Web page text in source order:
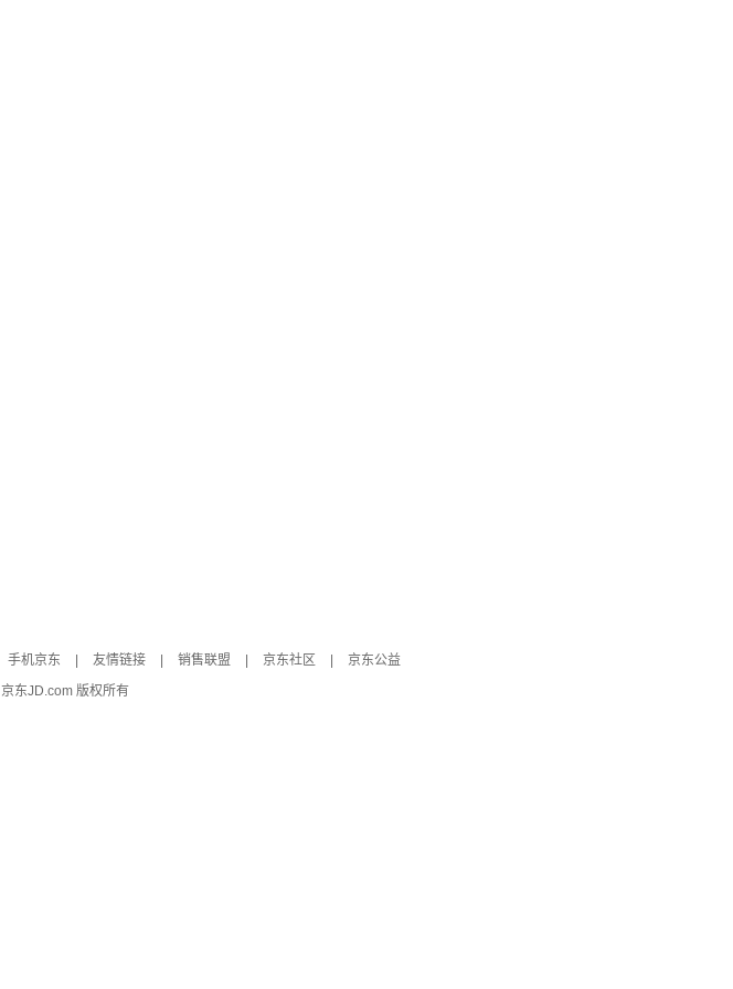
手机京东 友情链接 销售联盟 京东社区
京东公益
京东JD.com 版权所有